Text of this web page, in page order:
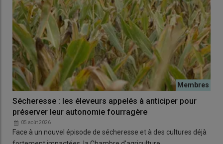
Sécheresse : les éleveurs appelés à anticiper pour
préserver leur autonomie fourragère
05 août 2026
Face à un nouvel épisode de sécheresse et à des cultures déjà